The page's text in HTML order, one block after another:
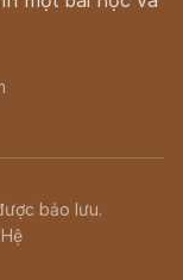
bảo lưu.